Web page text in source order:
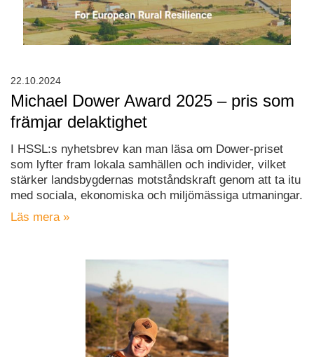
Michael Dower Award 2025 – pris som
främjar delaktighet
I HSSL:s nyhetsbrev kan man läsa om Dower-priset
som lyfter fram lokala samhällen och individer, vilket
stärker landsbygdernas motståndskraft genom att ta itu
med sociala, ekonomiska och miljömässiga utmaningar.
Läs mera »
22.10.2024